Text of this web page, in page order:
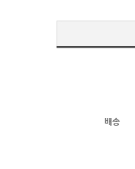
배송